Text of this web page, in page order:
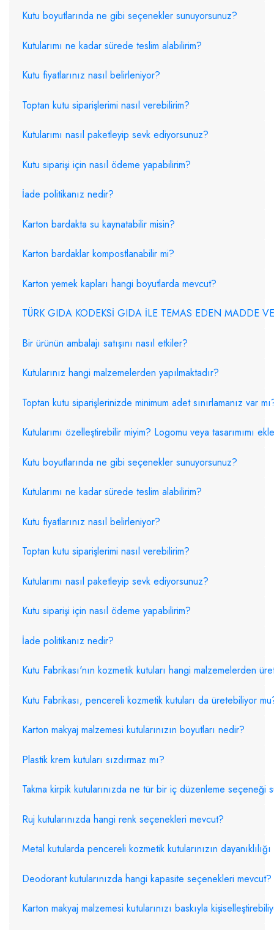
Kutu boyutlarında ne gibi seçenekler sunuyorsunuz?
Kutularımı ne kadar sürede teslim alabilirim?
Kutu fiyatlarınız nasıl belirleniyor?
Toptan kutu siparişlerimi nasıl verebilirim?
Kutularımı nasıl paketleyip sevk ediyorsunuz?
Kutu siparişi için nasıl ödeme yapabilirim?
İade politikanız nedir?
Karton bardakta su kaynatabilir misin?
Karton bardaklar kompostlanabilir mi?
Karton yemek kapları hangi boyutlarda mevcut?
Bir ürünün ambalajı satışını nasıl etkiler?
Kutularınız hangi malzemelerden yapılmaktadır?
Toptan kutu siparişlerinizde minimum adet sınırlamanız var
Kutularımı özelleştirebilir miyim? Logomu veya tasarımımı
Kutu boyutlarında ne gibi seçenekler sunuyorsunuz?
Kutularımı ne kadar sürede teslim alabilirim?
Kutu fiyatlarınız nasıl belirleniyor?
Toptan kutu siparişlerimi nasıl verebilirim?
Kutularımı nasıl paketleyip sevk ediyorsunuz?
Kutu siparişi için nasıl ödeme yapabilirim?
İade politikanız nedir?
Kutu Fabrikası'nın kozmetik kutuları hangi malzemelerden
Kutu Fabrikası, pencereli kozmetik kutuları da üretebiliyor
Karton makyaj malzemesi kutularınızın boyutları nedir?
Plastik krem kutuları sızdırmaz mı?
Takma kirpik kutularınızda ne tür bir iç düzenleme seçeneği
Ruj kutularınızda hangi renk seçenekleri mevcut?
Metal kutularda pencereli kozmetik kutularınızın
Deodorant kutularınızda hangi kapasite seçenekleri mevcut?
Karton makyaj malzemesi kutularınızı baskıyla